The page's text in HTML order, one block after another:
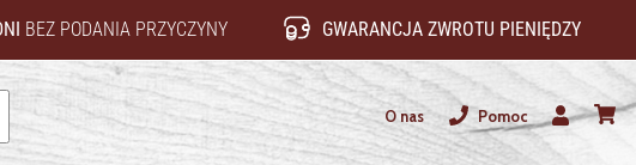
BEZ PODANIA PRZYCZYNY GWARANCJA ZWROTU PIENIĘDZY
O nas
Pomoc
Użytkownik